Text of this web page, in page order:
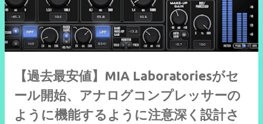
【過去最安値】MIA Laboratoriesがセ
ール開始、アナログコンプレッサーの
ように機能するように注意深く設計さ